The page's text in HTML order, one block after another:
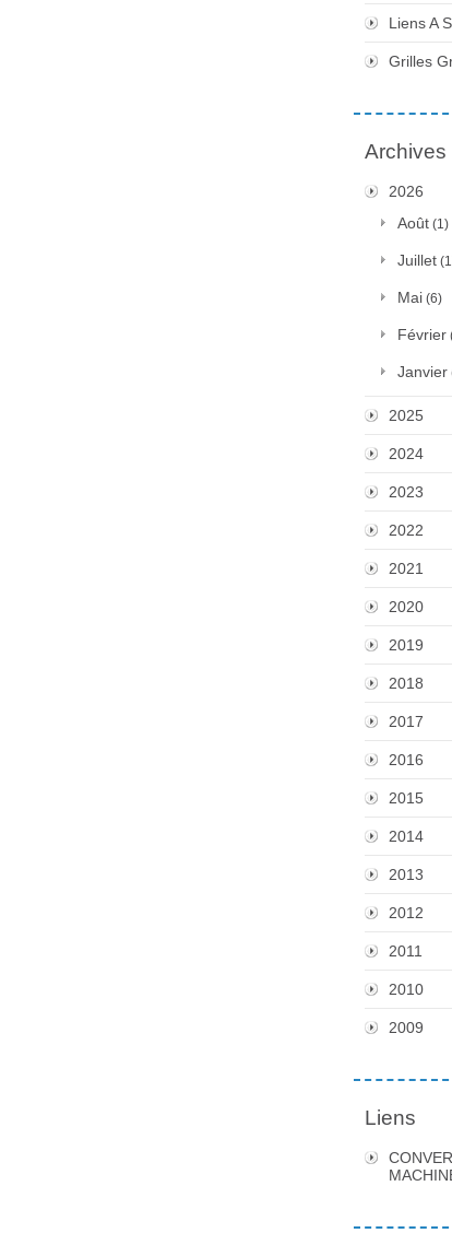
Liens A
Grilles
Archives
2026
Août (1)
Juillet
Mai (6)
Février
Janvier
2025
2024
2023
2022
2021
2020
2019
2018
2017
2016
2015
2014
2013
2012
2011
2010
2009
Liens